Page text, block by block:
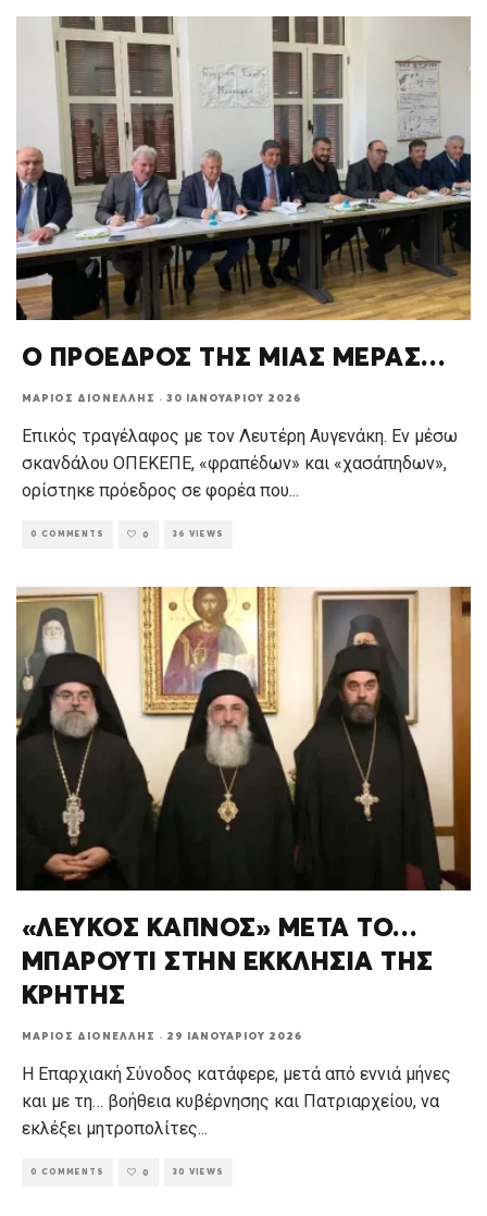
Ο ΠΡΟΕΔΡΟΣ ΤΗΣ ΜΙΑΣ ΜΕΡΑΣ…
ΜΆΡΙΟΣ ΔΙΟΝΈΛΛΗΣ · 30 ΙΑΝΟΥΑΡΊΟΥ 2026
Επικός τραγέλαφος με τον Λευτέρη Αυγενάκη. Εν μέσω
σκανδάλου ΟΠΕΚΕΠΕ, «φραπέδων» και «χασάπηδων»,
ορίστηκε πρόεδρος σε φορέα που...
0 COMMENTS 0 36 VIEWS
«ΛΕΥΚΟΣ ΚΑΠΝΟΣ» ΜΕΤΑ ΤΟ…
ΜΠΑΡΟΥΤΙ ΣΤΗΝ ΕΚΚΛΗΣΙΑ ΤΗΣ
ΚΡΗΤΗΣ
ΜΆΡΙΟΣ ΔΙΟΝΈΛΛΗΣ · 29 ΙΑΝΟΥΑΡΊΟΥ 2026
Η Επαρχιακή Σύνοδος κατάφερε, μετά από εννιά μήνες
και με τη… βοήθεια κυβέρνησης και Πατριαρχείου, να
εκλέξει μητροπολίτες...
0 COMMENTS 0 30 VIEWS